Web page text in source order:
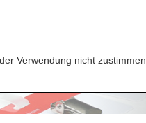
Verwendung nicht zustimmen